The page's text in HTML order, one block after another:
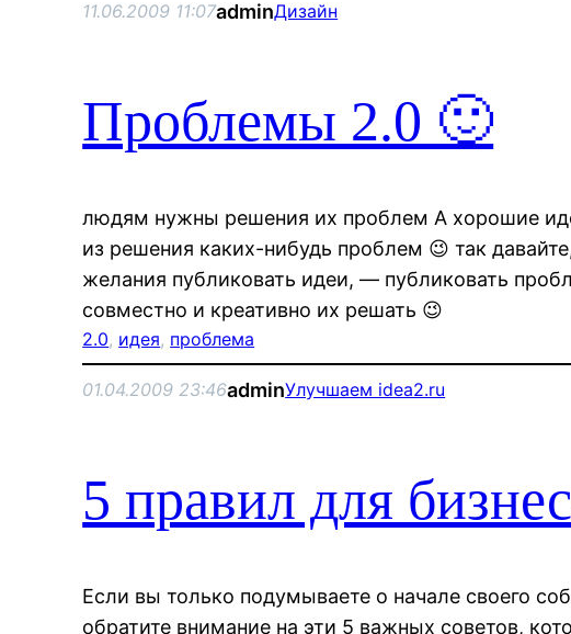
11.06.2009 11:07adminДизайн
Проблемы 2.0 🙂
людям нужны решения их проблем А хорошие
из решения каких-нибудь проблем 😉 так
желания публиковать идеи, — публиковать
совместно и креативно их решать 😉
2.0, идея, проблема
01.04.2009 23:46adminУлучшаем idea2.ru
5 правил для
Если вы только подумываете о начале своего
обратите внимание на эти 5 важных советов,